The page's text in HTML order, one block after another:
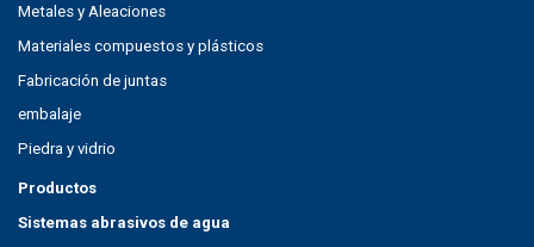
Metales y Aleaciones
Materiales compuestos y plásticos
Fabricación de juntas
embalaje
Piedra y vidrio
Productos
Sistemas abrasivos de agua